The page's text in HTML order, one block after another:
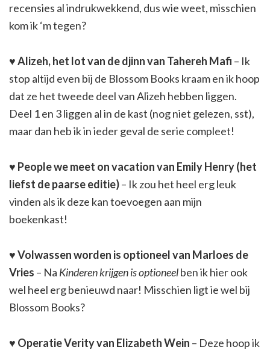
recensies al indrukwekkend, dus wie weet, misschien
kom ik ‘m tegen?
♥Alizeh, het lot van de djinn van Tahereh Mafi – Ik
stop altijd even bij de Blossom Books kraam en ik hoop
dat ze het tweede deel van Alizeh hebben liggen.
Deel 1 en 3 liggen al in de kast (nog niet gelezen, sst),
maar dan heb ik in ieder geval de serie compleet!
♥ People we meet on vacation van Emily Henry (het
liefst de paarse editie)– Ik zou het heel erg leuk
vinden als ik deze kan toevoegen aan mijn
boekenkast!
♥Volwassen worden is optioneel van Marloes de
Vries – Na Kinderen krijgen is optioneelben ik hier ook
wel heel erg benieuwd naar! Misschien ligt ie wel bij
Blossom Books?
♥ Operatie Verity van Elizabeth Wein – Deze hoop ik